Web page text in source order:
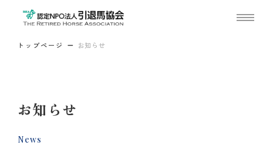
トップページ お知らせ
お知らせ
News